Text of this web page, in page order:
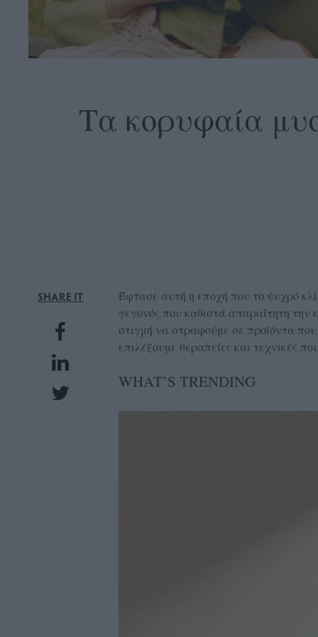
Τα κορυφαία
SHARE IT
Έφτασε αυτή η εποχή που το ψυχρό
γεγονός που καθιστά απαραίτητη την
στιγμή να στραφούμε σε προϊόντα
επιλέξουμε θεραπείες και τεχνικές
WHAT’S TRENDING